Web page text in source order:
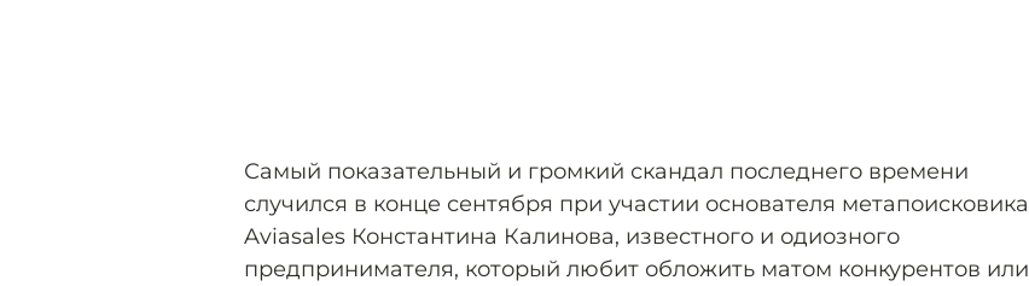
Самый показательный и громкий скандал последнего времени
случился в конце сентября при участии основателя метапоисковика
Aviasales Константина Калинова, известного и одиозного
предпринимателя, который любит обложить матом конкурентов или